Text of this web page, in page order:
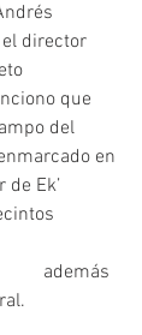
el director
que
del
en
Ek’
elite
además